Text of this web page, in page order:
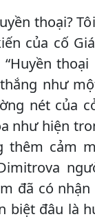
thoại?
của cố
“Huyền
như
nét của
như hiện
thêm cảm
đã có nhận
biệt đâu là